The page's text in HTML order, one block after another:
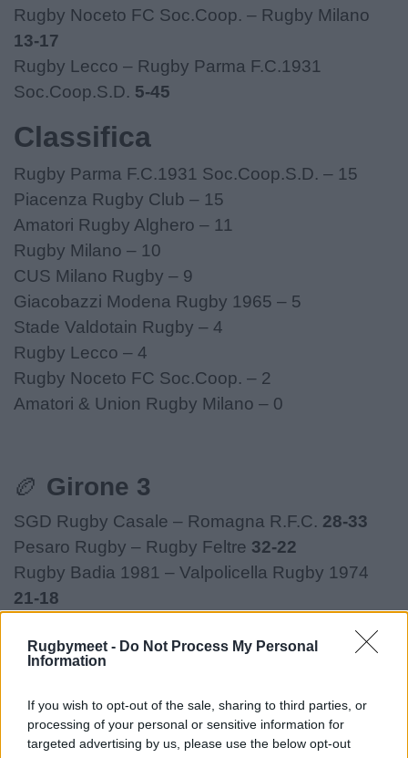
Rugbymeet - Do Not Process My Personal
Information
If you wish to opt-out of the sale, sharing to third parties, or
processing of your personal or sensitive information for
targeted advertising by us, please use the below opt-out
Rugby Noceto FC Soc.Coop. – Rugby Milano
13-17
Rugby Lecco – Rugby Parma F.C.1931
Soc.Coop.S.D. 5-45
Classifica
Rugby Parma F.C.1931 Soc.Coop.S.D. – 15
Piacenza Rugby Club – 15
Amatori Rugby Alghero – 11
Rugby Milano – 10
CUS Milano Rugby – 9
Giacobazzi Modena Rugby 1965 – 5
Stade Valdotain Rugby – 4
Rugby Lecco – 4
Rugby Noceto FC Soc.Coop. – 2
Amatori & Union Rugby Milano – 0
🏉 Girone 3
SGD Rugby Casale – Romagna R.F.C. 28-33
Pesaro Rugby – Rugby Feltre 32-22
Rugby Badia 1981 – Valpolicella Rugby 1974
21-18
Ruggers Tarvisium – Rugby Viadana 1970
29-7
Classifica
Pesaro Rugby – 14